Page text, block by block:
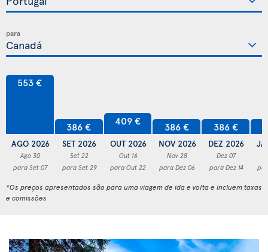
para
553 €
AGO 2026
Ago 30
para Set 07
386 €
SET 2026
Set 22
para Set 29
409 €
OUT 2026
Out 16
para Out 22
386 €
NOV 2026
Nov 28
para Dez 06
386 €
DEZ 2026
Dez 07
para Dez 14
*Os preços apresentados são para uma viagem de ida e volta e incluem taxas
e comissões